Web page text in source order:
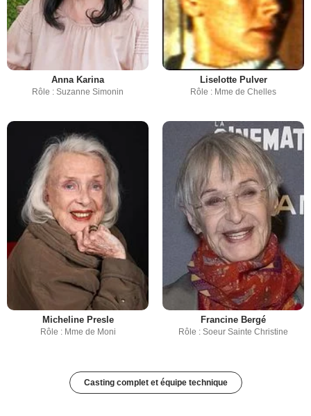
Anna Karina
Rôle : Suzanne Simonin
Liselotte Pulver
Rôle : Mme de Chelles
Micheline Presle
Rôle : Mme de Moni
Francine Bergé
Rôle : Soeur Sainte Christine
Casting complet et équipe technique